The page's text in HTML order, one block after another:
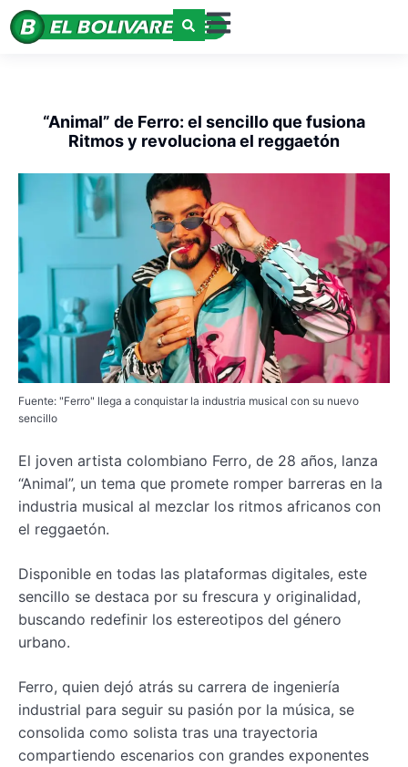
“Animal” de Ferro: el sencillo que fusiona
Ritmos y revoluciona el reggaetón
Fuente: "Ferro" llega a conquistar la industria musical con su nuevo
sencillo
El joven artista colombiano Ferro, de 28 años, lanza
“Animal”, un tema que promete romper barreras en la
industria musical al mezclar los ritmos africanos con
el reggaetón.
Disponible en todas las plataformas digitales, este
sencillo se destaca por su frescura y originalidad,
buscando redefinir los estereotipos del género
urbano.
Ferro, quien dejó atrás su carrera de ingeniería
industrial para seguir su pasión por la música, se
consolida como solista tras una trayectoria
compartiendo escenarios con grandes exponentes